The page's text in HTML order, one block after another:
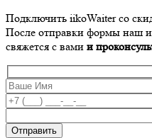
Подключить iikoWaiter со
После отправки формы наш
свяжется с вами и